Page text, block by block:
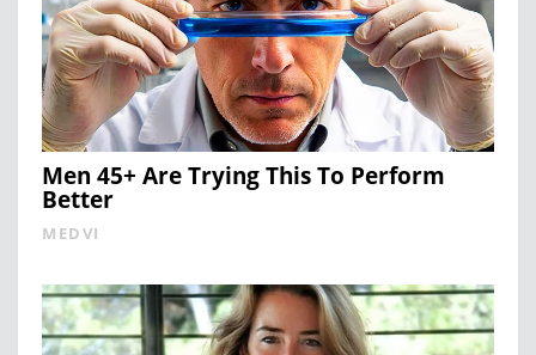
Men 45+ Are Trying This To Perform
Better
MEDVI